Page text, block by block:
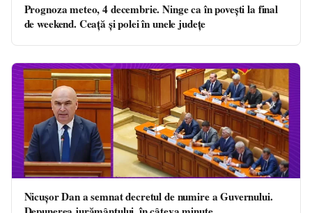
Prognoza meteo, 4 decembrie. Ninge ca în povești la final
de weekend. Ceață și polei în unele județe
Nicușor Dan a semnat decretul de numire a Guvernului.